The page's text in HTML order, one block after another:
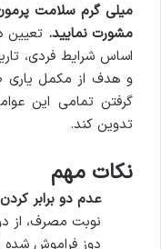
میلی گرم سلامت
مشورت نمایید. تعیین
اساس شرایط فردی،
و هدف از مکمل یاری
گرفتن تمامی این
تدوین کند.
نکات مهم
عدم دو برابر
نوبت مصرف، از